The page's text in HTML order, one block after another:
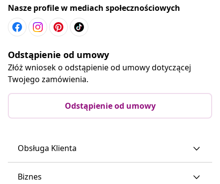
Nasze profile w mediach społecznościowych
Odstąpienie od umowy
Złóż wniosek o odstąpienie od umowy dotyczącej
Twojego zamówienia.
Odstąpienie od umowy
Obsługa Klienta
Biznes